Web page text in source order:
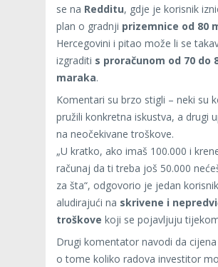
se na Redditu, gdje je korisnik
plan o gradnji prizemnice od 80
Hercegovini i pitao može li se
izgraditi s proračunom od 70 do
maraka.
Komentari su brzo stigli – neki su
pružili konkretna iskustva, a drugi
na neočekivane troškove.
„U kratko, ako imaš 100.000 i
računaj da ti treba još 50.000
za šta“, odgovorio je jedan
aludirajući na skrivene i
troškove koji se pojavljuju
Drugi komentator navodi da
o tome koliko radova investitor